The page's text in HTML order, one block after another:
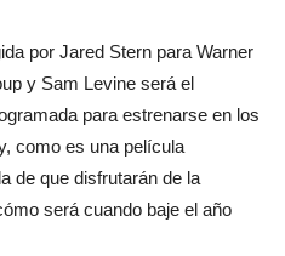
por Jared Stern para Warner
y Sam Levine será el
para estrenarse en los
como es una película
de que disfrutarán de la
será cuando baje el año